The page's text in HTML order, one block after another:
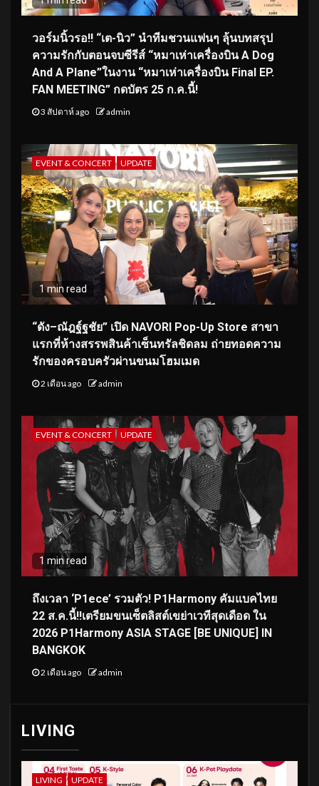
วอร์มนิ้วรอ!! “เต-นิว” นำทีมชวนแฟนๆ ลุ้นบทสรุป
ความรักกับตอนจบซีรีส์ “หมาเห่าเครื่องบิน A Dog
And A Plane”ในงาน “หมาเห่าเครื่องบิน Final EP.
FAN MEETING” กดบัตร 25 ก.ค.นี้!
3 สัปดาห์ ago admin
EVENT & CONCERT UPDATE
1 min read
“ดัง–ณัฎฐ์ฐชัย” เปิด NAVORI Pop-Up Store สาขา
แรกที่ห้างสรรพสินค้าเซ็นทรัลชิดลม ถ่ายทอดความ
รักของครอบครัวผ่านขนมโฮมเมด
2 เดือน ago admin
EVENT & CONCERT UPDATE
1 min read
ถึงเวลา ‘P1ece’ รวมตัว! P1Harmony คัมแบคไทย
22 ส.ค.นี้!!เตรียมขนเซ็ตลิสต์เขย่าเวทีสุดเดือด ใน
2026 P1Harmony ASIA STAGE [BE UNIQUE] IN
BANGKOK
2 เดือน ago admin
LIVING
LIVING UPDATE